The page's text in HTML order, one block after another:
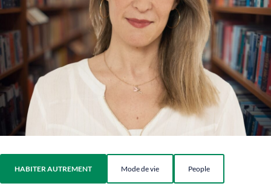
HABITER AUTREMENT Mode de vie People